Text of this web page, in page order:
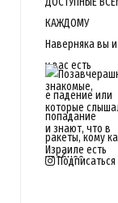
Подписаться